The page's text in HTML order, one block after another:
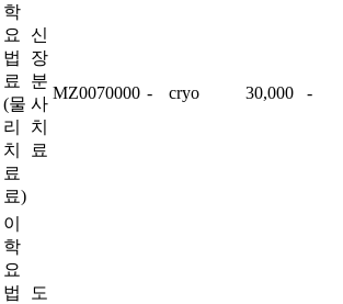
학
요
법
료
(물
리
치
료
료)
신
장
분
사
치
료
MZ0070000 - cryo 30,000 -
이
학
요
법
도